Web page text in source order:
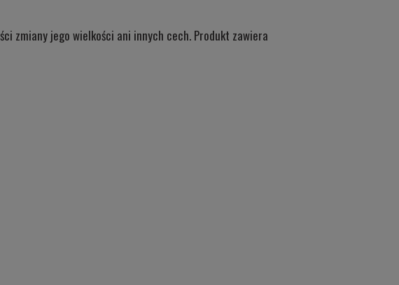
zmiany jego wielkości ani innych cech. Produkt zawiera